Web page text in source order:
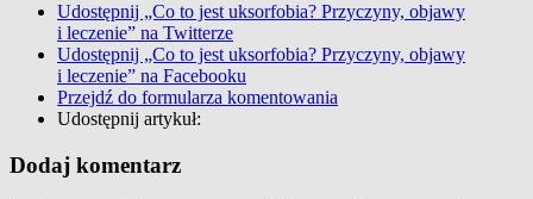
Udostępnij „Co to jest uksorfobia? Przyczyny, objawy
i leczenie” na Twitterze
Udostępnij „Co to jest uksorfobia? Przyczyny, objawy
i leczenie” na Facebooku
Przejdź do formularza komentowania
Udostępnij artykuł:
Dodaj komentarz